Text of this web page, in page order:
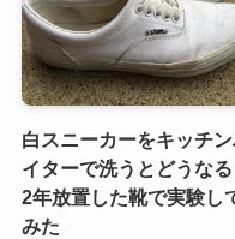
白スニーカーをキッチ
イターで洗うとどうなる
2年放置した靴で実験し
みた